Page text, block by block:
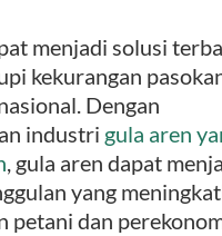
menjadi solusi
kekurangan
Dengan
industri gula aren
, gula aren dapat
yang
petani dan